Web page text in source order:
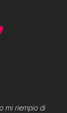
mi riempio di